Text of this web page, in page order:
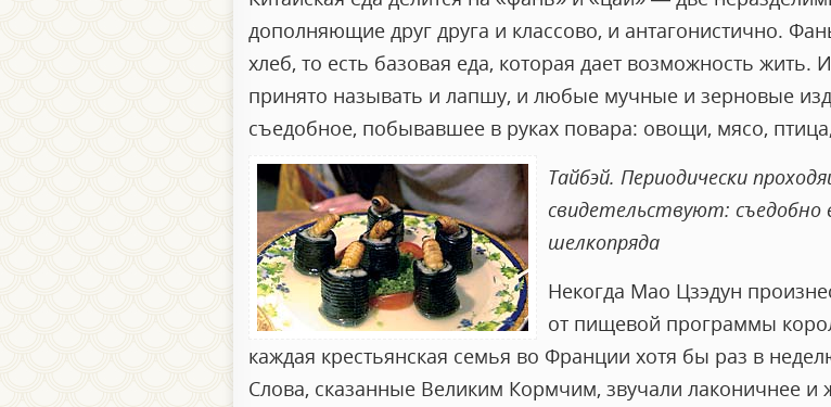
дополняющие друг друга и классово, и антагонистично.
хлеб, то есть базовая еда, которая дает возможность жить.
принято называть и лапшу, и любые мучные и зерновые
съедобное, побывавшее в руках повара: овощи, мясо,
Тайбэй. Периодически
свидетельствуют: съедобно
шелкопряда
Некогда Мао Цзэдун
от пищевой программы
каждая крестьянская семья во Франции хотя бы раз в
Слова, сказанные Великим Кормчим, звучали лаконичнее и